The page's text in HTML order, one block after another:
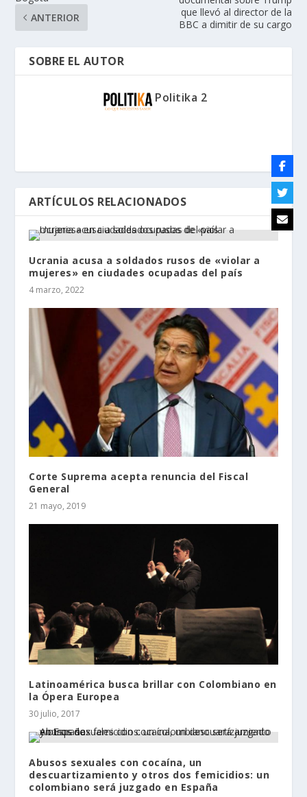
ANTERIOR
que llevó al director de la
BBC a dimitir de su cargo
SOBRE EL AUTOR
Politika 2
ARTÍCULOS RELACIONADOS
Ucrania acusa a soldados rusos de «violar a
mujeres» en ciudades ocupadas del país
4 marzo, 2022
Corte Suprema acepta renuncia del Fiscal
General
21 mayo, 2019
Latinoamérica busca brillar con Colombiano en
la Ópera Europea
30 julio, 2017
Abusos sexuales con cocaína, un
descuartizamiento y otros dos femicidios: un
colombiano será juzgado en España